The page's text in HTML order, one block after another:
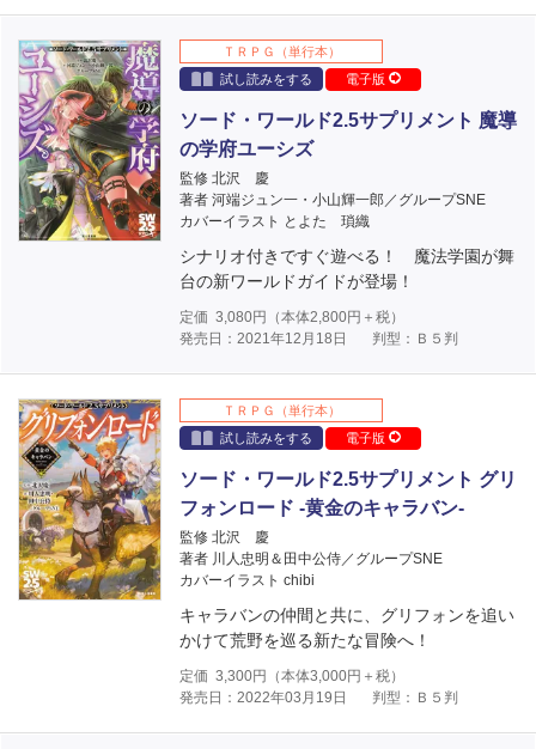
ＴＲＰＧ（単行本）
試し読みをする
電子版
ソード・ワールド2.5サプリメント 魔導
の学府ユーシズ
監修 北沢 慶
著者 河端ジュン一・小山輝一郎／グループSNE
カバーイラスト とよた 瑣織
シナリオ付きですぐ遊べる！ 魔法学園が舞
台の新ワールドガイドが登場！
定価 3,080円（本体2,800円＋税）
発売日：2021年12月18日
判型：Ｂ５判
ＴＲＰＧ（単行本）
試し読みをする
電子版
ソード・ワールド2.5サプリメント グリ
フォンロード ‐黄金のキャラバン‐
監修 北沢 慶
著者 川人忠明＆田中公侍／グループSNE
カバーイラスト chibi
キャラバンの仲間と共に、グリフォンを追い
かけて荒野を巡る新たな冒険へ！
定価 3,300円（本体3,000円＋税）
発売日：2022年03月19日
判型：Ｂ５判